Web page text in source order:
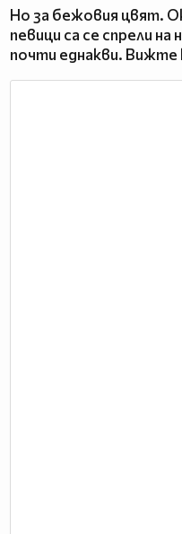
Но за бежовия цвят.
певици са се спрели на
почти еднакви. Вижте